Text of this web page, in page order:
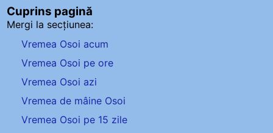
Cuprins pagină
Mergi la secțiunea:
Vremea Osoi acum
Vremea Osoi pe ore
Vremea Osoi azi
Vremea de mâine Osoi
Vremea Osoi pe 15 zile